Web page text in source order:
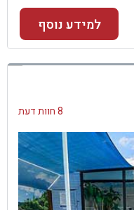
למידע נוסף
8 חוות דעת